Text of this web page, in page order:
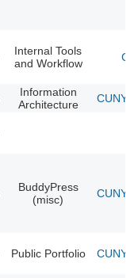
Internal Tools
and Workflow
Information
Architecture
CUNY
BuddyPress
(misc)
CUNY
Public Portfolio CUNY